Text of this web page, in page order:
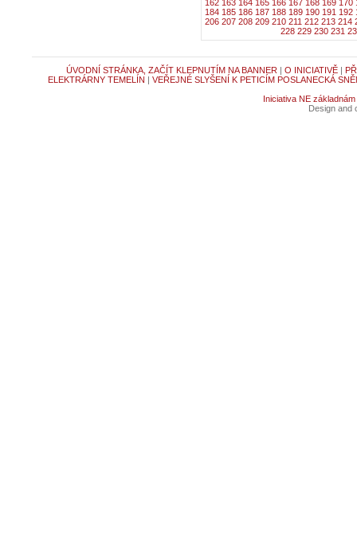
162 163 164 165 166 167 168 169 170
184 185 186 187 188 189 190 191 192
206 207 208 209 210 211 212 213 214
228 229 230 231
ÚVODNÍ STRÁNKA, ZAČÍT KLEPNUTÍM NA BANNER | O INICIATIVĚ|
ELEKTRÁRNY TEMELÍN | VEŘEJNÉ SLYŠENÍ K PETICÍM POSLANECKÁ
Iniciativa NE základnám
Design and